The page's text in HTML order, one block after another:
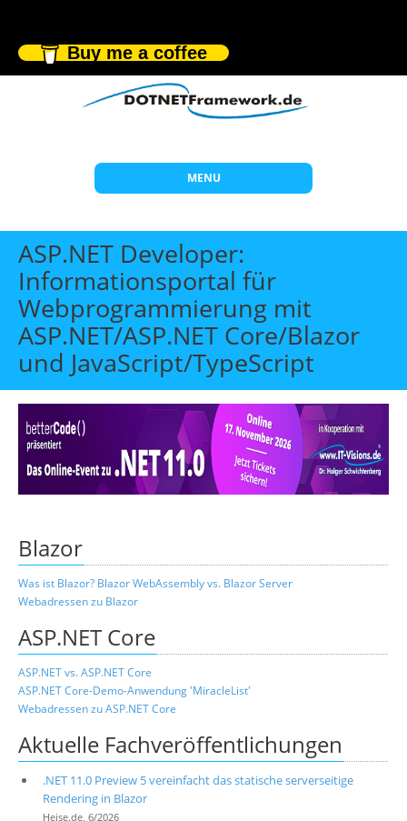
Buy me a coffee
MENU
Start
Themen
Individuelle Schulungen
Offene Seminare
Über uns
Suche
ASP.NET Developer:
Informationsportal für
Webprogrammierung mit
ASP.NET/ASP.NET Core/Blazor
und JavaScript/TypeScript
Blazor
Was ist Blazor? Blazor WebAssembly vs. Blazor Server
Webadressen zu Blazor
ASP.NET Core
ASP.NET vs. ASP.NET Core
ASP.NET Core-Demo-Anwendung 'MiracleList'
Webadressen zu ASP.NET Core
Aktuelle Fachveröffentlichungen
.NET 11.0 Preview 5 vereinfacht das statische serverseitige
Rendering in Blazor
Heise.de, 6/2026